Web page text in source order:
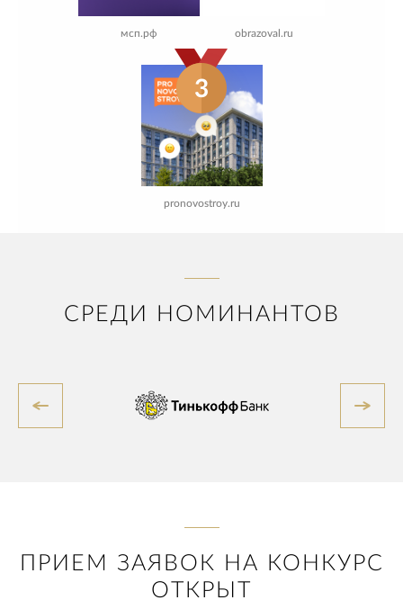
мсп.рф obrazoval.ru
3
pronovostroy.ru
СРЕДИ НОМИНАНТОВ
ПРИЕМ ЗАЯВОК НА КОНКУРС
ОТКРЫТ